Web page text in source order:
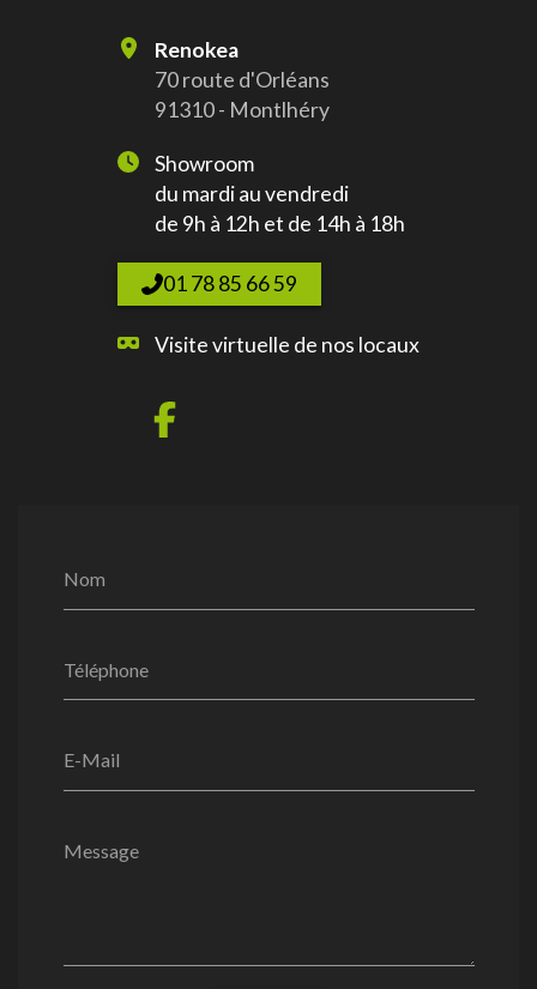
Nom
Téléphone
E-Mail
Message
Renokea
70 route d'Orléans
91310 - Montlhéry
Showroom
du mardi au vendredi
de 9h à 12h et de 14h à 18h
01 78 85 66 59
Visite virtuelle de nos locaux